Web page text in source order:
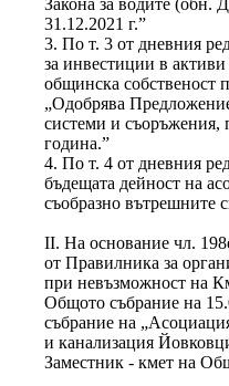
Закона за водите (обн.
31.12.2021 г.”
3. По т. 3 от дневния
за инвестиции в
общинска собственост
„Одобрява
системи и съоръжения,
година.”
4. По т. 4 от дневния
бъдещата дейност на
съобразно вътрешните
ІІ. На основание чл.
от Правилника за
при невъзможност на
Общото събрание на
събрание на
и канализация
Заместник - кмет на